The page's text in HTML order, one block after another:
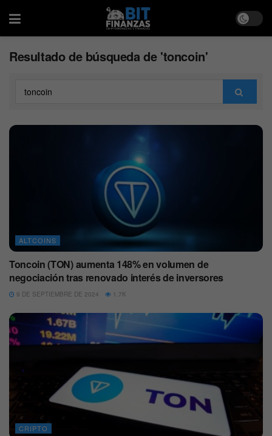
Resultado de búsqueda de 'toncoin'
ALTCOINS
Toncoin (TON) aumenta 148% en volumen de
negociación tras renovado interés de inversores
9 DE SEPTIEMBRE DE 2024 1.7K
CRIPTO